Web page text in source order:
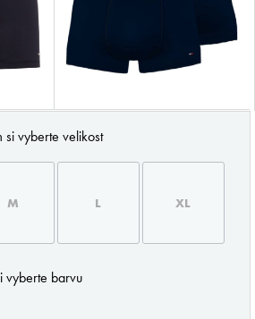
si vyberte velikost
M L XL
vyberte barvu
ZOBRAZIT FILTR
OD NEJNOVĚJŠÍCH
PODLE BUTLERA